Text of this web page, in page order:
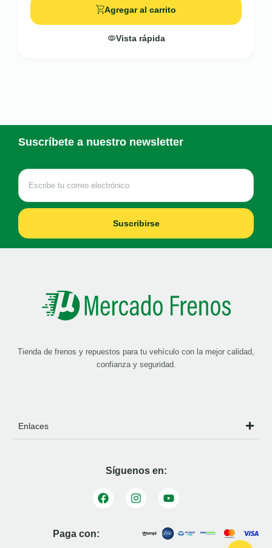
Agregar al carrito
Vista rápida
Suscríbete a nuestro newsletter
Suscribirse
Tienda de frenos y repuestos para tu vehículo con la mejor calidad,
confianza y seguridad.
Enlaces
Síguenos en:
Paga con: